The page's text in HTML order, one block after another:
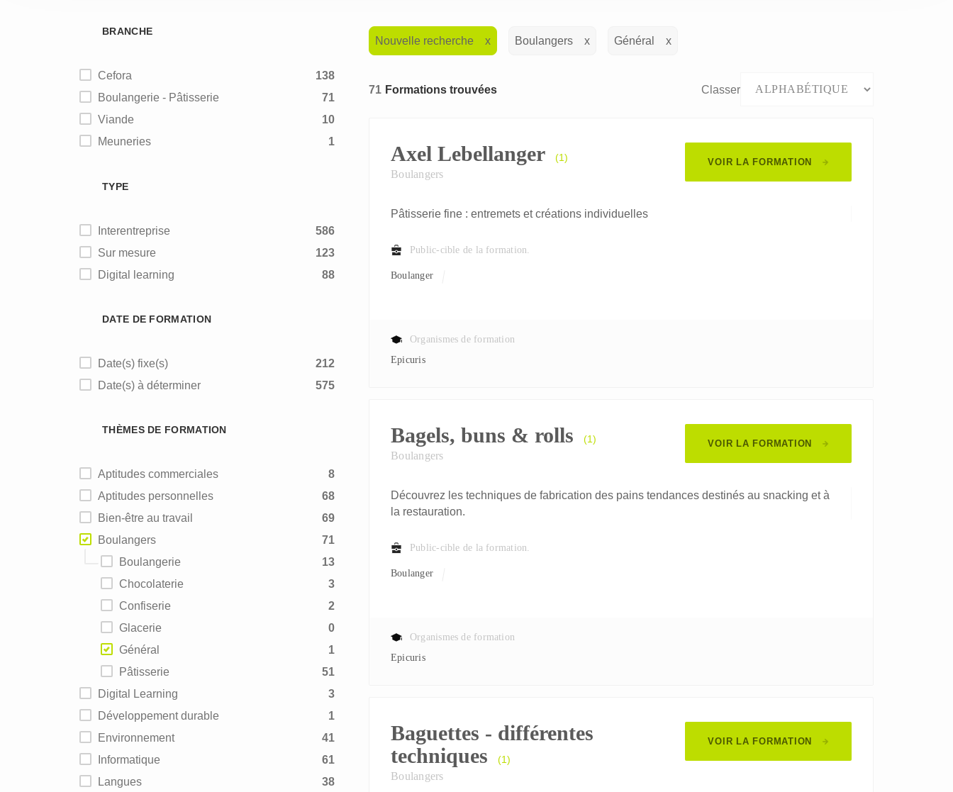
BRANCHE
Cefora
138
Boulangerie - Pâtisserie
71
Viande
10
Meuneries
1
TYPE
Interentreprise
586
Sur mesure
123
Digital learning
88
DATE DE FORMATION
Date(s) fixe(s)
212
Date(s) à déterminer
575
THÈMES DE FORMATION
Aptitudes commerciales
8
Aptitudes personnelles
68
Bien-être au travail
69
Boulangers
71
Boulangerie
13
Chocolaterie
3
Confiserie
2
Glacerie
0
Général
1
Pâtisserie
51
Digital Learning
3
Développement durable
1
Environnement
41
Informatique
61
Langues
38
Nouvelle recherche Boulangers Général
71 Formations trouvées Classer
VOIR LA FORMATION
Axel Lebellanger (1)
Boulangers
Pâtisserie fine : entremets et créations individuelles
Public-cible de la formation.
Boulanger
Organismes de formation
Epicuris
VOIR LA FORMATION
Bagels, buns & rolls (1)
Boulangers
Découvrez les techniques de fabrication des pains tendances destinés au snacking et à
la restauration.
Public-cible de la formation.
Boulanger
Organismes de formation
Epicuris
VOIR LA FORMATION
Baguettes - différentes
techniques
(1)
Boulangers